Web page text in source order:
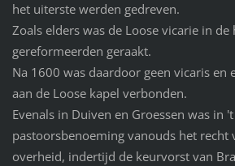
het uiterste werden gedreven.
Zoals elders was de Loose vicarie in de
gereformeerden geraakt.
Na 1600 was daardoor geen vicaris en
aan de Loose kapel verbonden.
Evenals in Duiven en Groessen was in
pastoorsbenoeming vanouds het recht
overheid, indertijd de keurvorst van